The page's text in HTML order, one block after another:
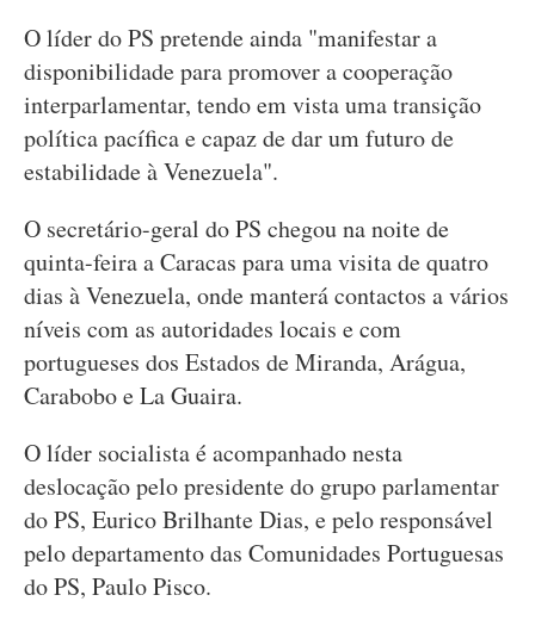
O líder do PS pretende ainda "manifestar a
disponibilidade para promover a cooperação
interparlamentar, tendo em vista uma transição
política pacífica e capaz de dar um futuro de
estabilidade à Venezuela".
O secretário-geral do PS chegou na noite de
quinta-feira a Caracas para uma visita de quatro
dias à Venezuela, onde manterá contactos a vários
níveis com as autoridades locais e com
portugueses dos Estados de Miranda, Arágua,
Carabobo e La Guaira.
O líder socialista é acompanhado nesta
deslocação pelo presidente do grupo parlamentar
do PS, Eurico Brilhante Dias, e pelo responsável
pelo departamento das Comunidades Portuguesas
do PS, Paulo Pisco.